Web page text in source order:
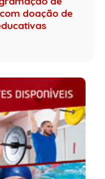
doação de